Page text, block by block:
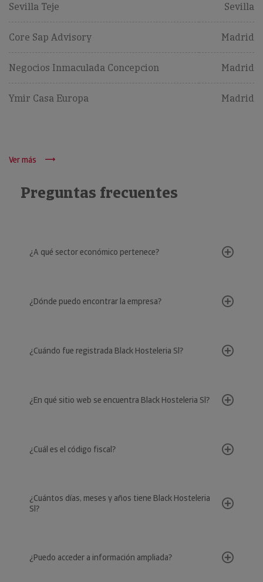
Sevilla Teje Sevilla
Core Sap Advisory Madrid
Negocios Inmaculada Concepcion Madrid
Ymir Casa Europa Madrid
Ver más
Preguntas frecuentes
¿A qué sector económico pertenece?
¿Dónde puedo encontrar la empresa?
¿Cuándo fue registrada Black Hosteleria Sl?
¿En qué sitio web se encuentra Black Hosteleria Sl?
¿Cuál es el código fiscal?
¿Cuántos días, meses y años tiene Black Hosteleria
Sl?
¿Puedo acceder a información ampliada?